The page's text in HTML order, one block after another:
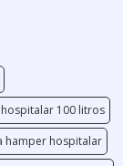
100 litros
hamper hospitalar